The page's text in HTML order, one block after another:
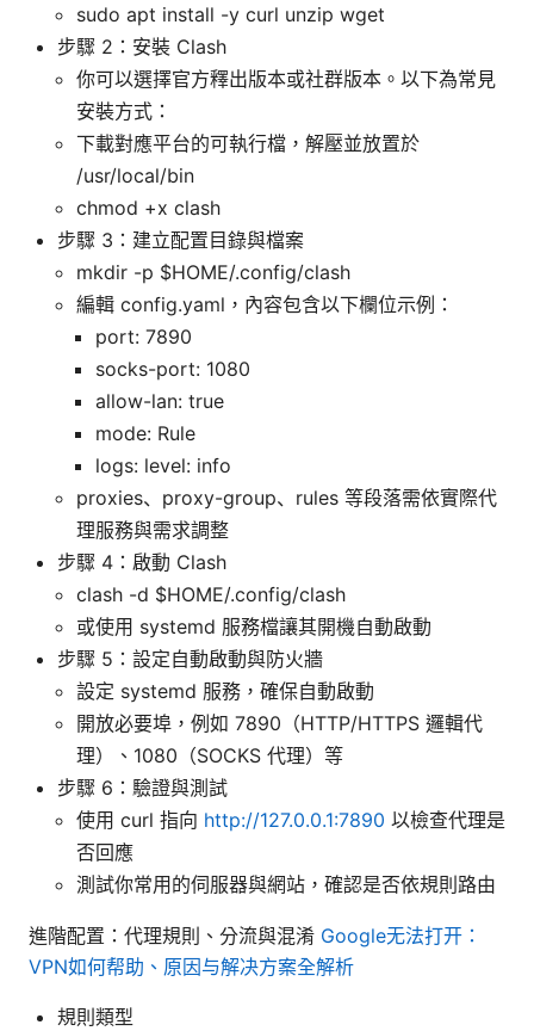
sudo apt install -y curl unzip wget
步驟 2：安裝 Clash
你可以選擇官方釋出版本或社群版本。以下為常見
安裝方式：
下載對應平台的可執行檔，解壓並放置於
/usr/local/bin
chmod +x clash
步驟 3：建立配置目錄與檔案
mkdir -p $HOME/.config/clash
編輯 config.yaml，內容包含以下欄位示例：
port: 7890
socks-port: 1080
allow-lan: true
mode: Rule
logs: level: info
proxies、proxy-group、rules 等段落需依實際代
理服務與需求調整
步驟 4：啟動 Clash
clash -d $HOME/.config/clash
或使用 systemd 服務檔讓其開機自動啟動
步驟 5：設定自動啟動與防火牆
設定 systemd 服務，確保自動啟動
開放必要埠，例如 7890（HTTP/HTTPS 邏輯代
理）、1080（SOCKS 代理）等
步驟 6：驗證與測試
使用 curl 指向 http://127.0.0.1:7890 以檢查代理是
否回應
測試你常用的伺服器與網站，確認是否依規則路由
進階配置：代理規則、分流與混淆 Google无法打开：
VPN如何帮助、原因与解决方案全解析
規則類型